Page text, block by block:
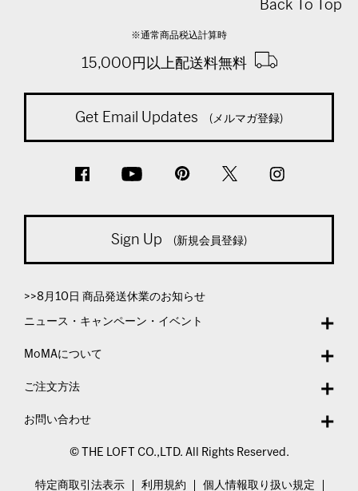
Back To Top
※通常商品税込計算時
15,000円以上配送料無料
Get Email Updates (メルマガ登録)
Sign Up (新規会員登録)
>>8月10日 商品発送休業のお知らせ
ニュース・キャンペーン・イベント
MoMAについて
ご注文方法
お問い合わせ
© THE LOFT CO.,LTD. All Rights Reserved.
特定商取引法表示 利用規約 個人情報取り扱い規定